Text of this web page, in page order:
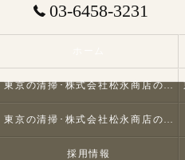
03-6458-3231
東京の清掃･株式会社松永商店の口コミ情報
東京の清掃･株式会社松永商店のお客様の声
採用情報